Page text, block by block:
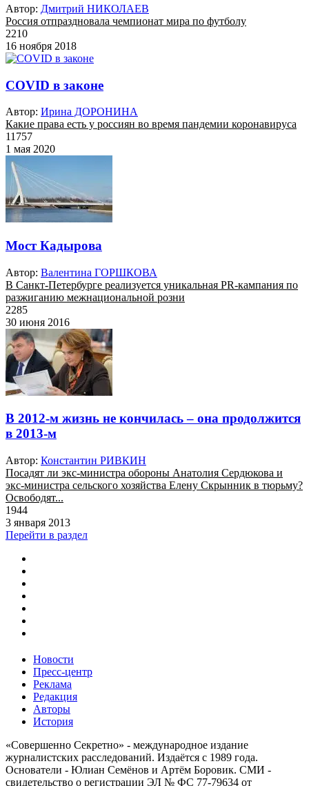
Автор: Дмитрий НИКОЛАЕВ
Россия отпраздновала чемпионат мира по футболу
2210
16 ноября 2018
COVID в законе
Автор: Ирина ДОРОНИНА
Какие права есть у россиян во время пандемии коронавируса
11757
1 мая 2020
Мост Кадырова
Автор: Валентина ГОРШКОВА
В Санкт-Петербурге реализуется уникальная PR-кампания по
разжиганию межнациональной розни
2285
30 июня 2016
В 2012-м жизнь не кончилась – она продолжится
в 2013-м
Автор: Константин РИВКИН
Посадят ли экс-министра обороны Анатолия Сердюкова и
экс-министра сельского хозяйства Елену Скрынник в тюрьму?
Освободят...
1944
3 января 2013
Перейти в раздел
Новости
Пресс-центр
Реклама
Редакция
Авторы
История
«Совершенно Секретно» - международное издание
журналистских расследований. Издаётся с 1989 года.
Основатели - Юлиан Семёнов и Артём Боровик. CМИ -
свидетельство о регистрации ЭЛ № ФС 77-79634 от